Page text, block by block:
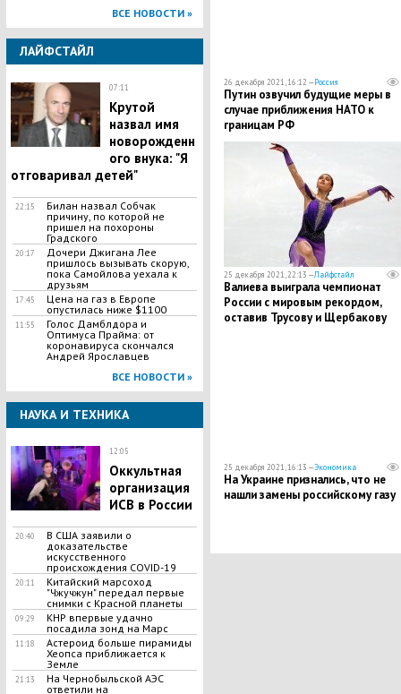
ВСЕ НОВОСТИ »
ЛАЙФСТАЙЛ
07:11
Крутой
назвал имя
новорожденн
ого внука: "Я
отговаривал детей"
22:15
Билан назвал Собчак
причину, по которой не
пришел на похороны
Градского
20:17
Дочери Джигана Лее
пришлось вызывать скорую,
пока Самойлова уехала к
друзьям
17:45
Цена на газ в Европе
опустилась ниже $1100
11:55
Голос Дамблдора и
Оптимуса Прайма: от
коронавируса скончался
Андрей Ярославцев
ВСЕ НОВОСТИ »
НАУКА И ТЕХНИКА
12:05
Оккультная
организация
ИСВ в России
20:40
В США заявили о
доказательстве
искусственного
происхождения COVID-19
20:11
Китайский марсоход
"Чжучжун" передал первые
снимки с Красной планеты
09:29
КНР впервые удачно
посадила зонд на Марс
11:18
Астероид больше пирамиды
Хеопса приближается к
Земле
21:13
На Чернобыльской АЭС
ответили на
26 декабря 2021, 16:12 —Россия
Путин озвучил будущие меры в
случае приближения НАТО к
границам РФ
25 декабря 2021, 22:13 —Лайфстайл
Валиева выиграла чемпионат
России с мировым рекордом,
оставив Трусову и Щербакову
25 декабря 2021, 16:13 —Экономика
На Украине признались, что не
нашли замены российскому газу